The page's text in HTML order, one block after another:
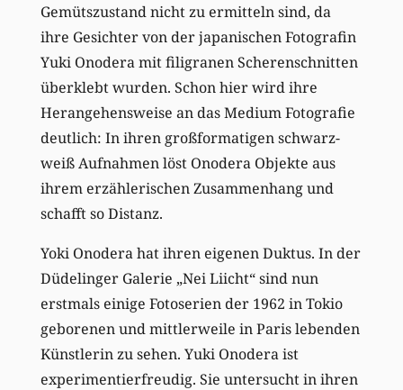
Gemütszustand nicht zu ermitteln sind, da
ihre Gesichter von der japanischen Fotografin
Yuki Onodera mit filigranen Scherenschnitten
überklebt wurden. Schon hier wird ihre
Herangehensweise an das Medium Fotografie
deutlich: In ihren großformatigen schwarz-
weiß Aufnahmen löst Onodera Objekte aus
ihrem erzählerischen Zusammenhang und
schafft so Distanz.
Yoki Onodera hat ihren eigenen Duktus. In der
Düdelinger Galerie „Nei Liicht“ sind nun
erstmals einige Fotoserien der 1962 in Tokio
geborenen und mittlerweile in Paris lebenden
Künstlerin zu sehen. Yuki Onodera ist
experimentierfreudig. Sie untersucht in ihren